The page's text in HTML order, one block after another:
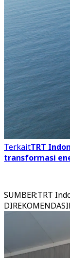
TerkaitTRT
transformasi
SUMBER:TRT